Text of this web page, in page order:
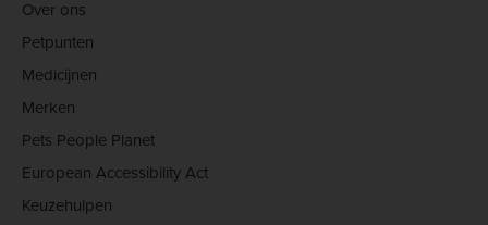
Over ons
Petpunten
Medicijnen
Merken
Pets People Planet
European Accessibility Act
Keuzehulpen